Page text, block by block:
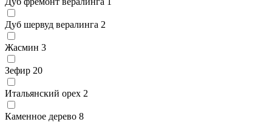
Дуб шервуд вералинга 2
Жасмин 3
Зефир 20
Итальянский орех 2
Каменное дерево 8